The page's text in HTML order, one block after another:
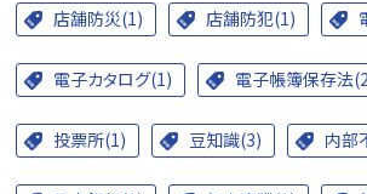
店舗防災(1) 店舗防犯(1)
電子カタログ(1) 電子帳簿保存法
投票所(1) 豆知識(3) 内部